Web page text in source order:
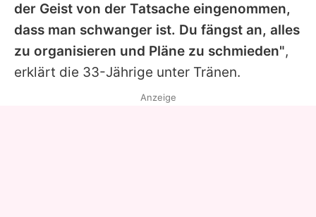
der Geist von der Tatsache eingenommen,
dass man schwanger ist. Du fängst an, alles
zu organisieren und Pläne zu schmieden",
erklärt die 33-Jährige unter Tränen.
Anzeige